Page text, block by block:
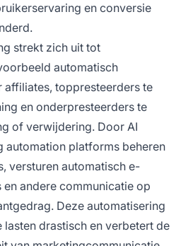
en conversie
strekt zich uit tot
automatisch
affiliates, toppresteerders te
en onderpresteerders te
of verwijdering. Door AI
automation platforms beheren
versturen automatisch e-
andere communicatie op
Deze automatisering
drastisch en verbetert de